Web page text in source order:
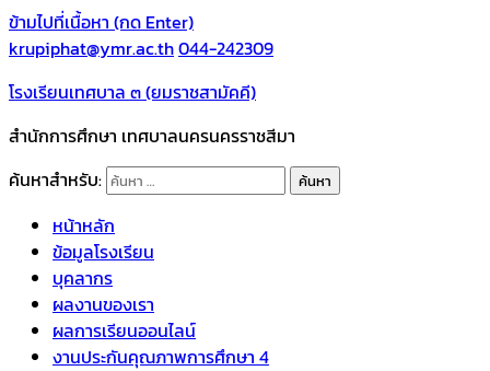
ข้ามไปที่เนื้อหา (กด Enter)
krupiphat@ymr.ac.th044-242309
โรงเรียนเทศบาล ๓ (ยมราชสามัคคี)
สำนักการศึกษา เทศบาลนครนครราชสีมา
ค้นหาสำหรับ:
หน้าหลัก
ข้อมูลโรงเรียน
บุคลากร
ผลงานของเรา
ผลการเรียนออนไลน์
งานประกันคุณภาพการศึกษา 4